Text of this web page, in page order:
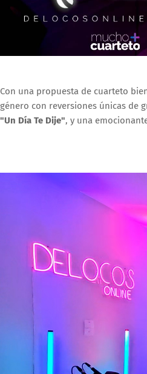
Con una propuesta de cuarteto
género con reversiones únicas de
"Un Día Te Dije", y una